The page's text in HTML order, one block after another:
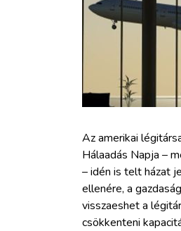
WEBSHOP
BELÉPÉS
Az amerikai
Hálaadás Napja –
– idén is telt házat
ellenére, a
visszaeshet a
csökkenteni